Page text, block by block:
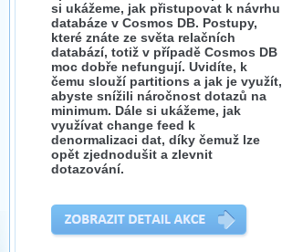
si ukážeme, jak přistupovat k návrhu
databáze v Cosmos DB. Postupy,
které znáte ze světa relačních
databází, totiž v případě Cosmos DB
moc dobře nefungují. Uvidíte, k
čemu slouží partitions a jak je využít,
abyste snížili náročnost dotazů na
minimum. Dále si ukážeme, jak
využívat change feed k
denormalizaci dat, díky čemuž lze
opět zjednodušit a zlevnit
dotazování.